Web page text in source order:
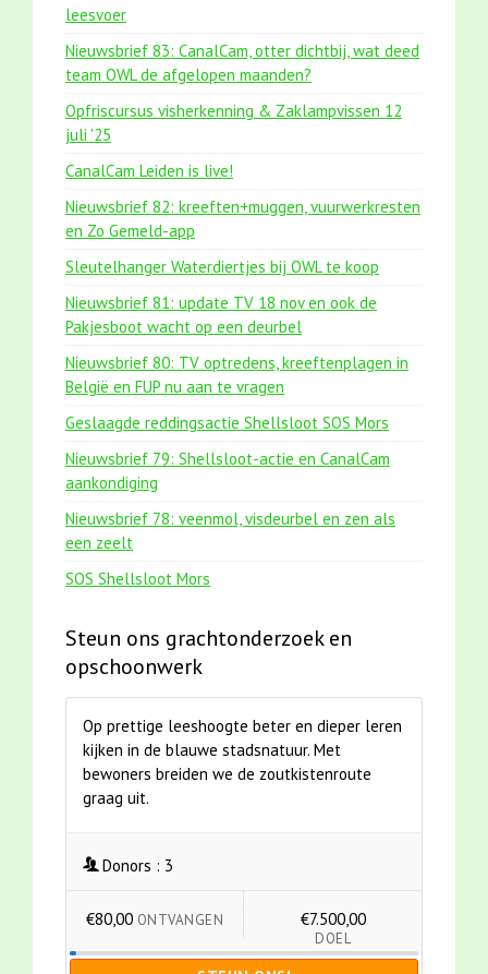
leesvoer
Nieuwsbrief 83: CanalCam, otter dichtbij, wat deed
team OWL de afgelopen maanden?
Opfriscursus visherkenning & Zaklampvissen 12
juli '25
CanalCam Leiden is live!
Nieuwsbrief 82: kreeften+muggen, vuurwerkresten
en Zo Gemeld-app
Sleutelhanger Waterdiertjes bij OWL te koop
Nieuwsbrief 81: update TV 18 nov en ook de
Pakjesboot wacht op een deurbel
Nieuwsbrief 80: TV optredens, kreeftenplagen in
België en FUP nu aan te vragen
Geslaagde reddingsactie Shellsloot SOS Mors
Nieuwsbrief 79: Shellsloot-actie en CanalCam
aankondiging
Nieuwsbrief 78: veenmol, visdeurbel en zen als
een zeelt
SOS Shellsloot Mors
Steun ons grachtonderzoek en
opschoonwerk
Op prettige leeshoogte beter en dieper leren
kijken in de blauwe stadsnatuur. Met
bewoners breiden we de zoutkistenroute
graag uit.
Donors : 3
€80,00 ONTVANGEN €7.500,00
DOEL